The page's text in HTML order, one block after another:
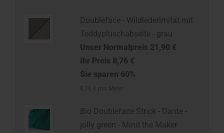
Doubleface - Wildlederimitat mit
Teddyplüschabseite - grau
Unser Normalpreis 21,90 €
Ihr Preis 8,76 €
Sie sparen 60%
Bio Doubleface Strick - Dante -
jolly green - Mind the Maker